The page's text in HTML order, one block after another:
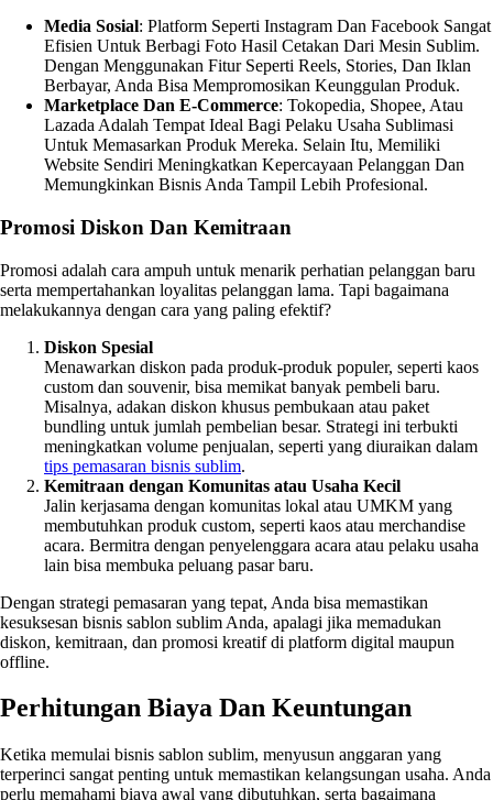
Media Sosial: Platform Seperti Instagram Dan Facebook Sangat
Efisien Untuk Berbagi Foto Hasil Cetakan Dari Mesin Sublim.
Dengan Menggunakan Fitur Seperti Reels, Stories, Dan Iklan
Berbayar, Anda Bisa Mempromosikan Keunggulan Produk.
Marketplace Dan E-Commerce: Tokopedia, Shopee, Atau
Lazada Adalah Tempat Ideal Bagi Pelaku Usaha Sublimasi
Untuk Memasarkan Produk Mereka. Selain Itu, Memiliki
Website Sendiri Meningkatkan Kepercayaan Pelanggan Dan
Memungkinkan Bisnis Anda Tampil Lebih Profesional.
Promosi Diskon Dan Kemitraan
Promosi adalah cara ampuh untuk menarik perhatian pelanggan baru
serta mempertahankan loyalitas pelanggan lama. Tapi bagaimana
melakukannya dengan cara yang paling efektif?
Diskon Spesial
Menawarkan diskon pada produk-produk populer, seperti kaos
custom dan souvenir, bisa memikat banyak pembeli baru.
Misalnya, adakan diskon khusus pembukaan atau paket
bundling untuk jumlah pembelian besar. Strategi ini terbukti
meningkatkan volume penjualan, seperti yang diuraikan dalam
tips pemasaran bisnis sublim.
Kemitraan dengan Komunitas atau Usaha Kecil
Jalin kerjasama dengan komunitas lokal atau UMKM yang
membutuhkan produk custom, seperti kaos atau merchandise
acara. Bermitra dengan penyelenggara acara atau pelaku usaha
lain bisa membuka peluang pasar baru.
Dengan strategi pemasaran yang tepat, Anda bisa memastikan
kesuksesan bisnis sablon sublim Anda, apalagi jika memadukan
diskon, kemitraan, dan promosi kreatif di platform digital maupun
offline.
Perhitungan Biaya Dan Keuntungan
Ketika memulai bisnis sablon sublim, menyusun anggaran yang
terperinci sangat penting untuk memastikan kelangsungan usaha. Anda
perlu memahami biaya awal yang dibutuhkan, serta bagaimana